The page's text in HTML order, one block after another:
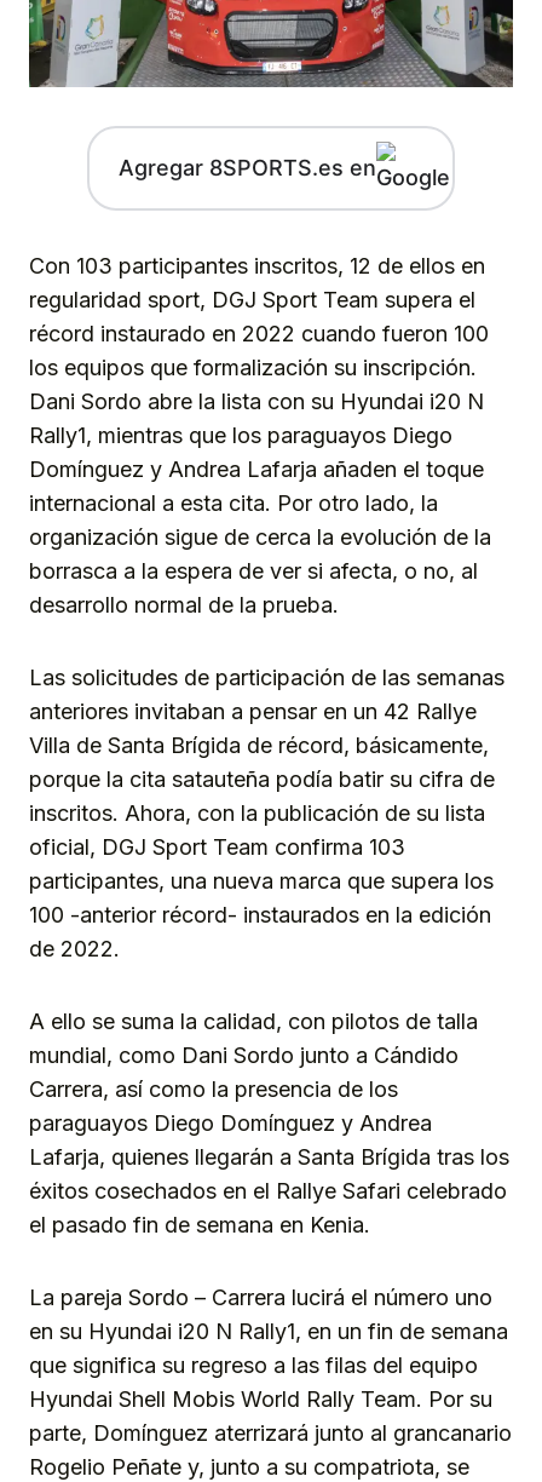
Agregar 8SPORTS.es en
Con 103 participantes inscritos, 12 de ellos en
regularidad sport, DGJ Sport Team supera el
récord instaurado en 2022 cuando fueron 100
los equipos que formalización su inscripción.
Dani Sordo abre la lista con su Hyundai i20 N
Rally1, mientras que los paraguayos Diego
Domínguez y Andrea Lafarja añaden el toque
internacional a esta cita. Por otro lado, la
organización sigue de cerca la evolución de la
borrasca a la espera de ver si afecta, o no, al
desarrollo normal de la prueba.
Las solicitudes de participación de las semanas
anteriores invitaban a pensar en un 42 Rallye
Villa de Santa Brígida de récord, básicamente,
porque la cita satauteña podía batir su cifra de
inscritos. Ahora, con la publicación de su lista
oficial, DGJ Sport Team confirma 103
participantes, una nueva marca que supera los
100 -anterior récord- instaurados en la edición
de 2022.
A ello se suma la calidad, con pilotos de talla
mundial, como Dani Sordo junto a Cándido
Carrera, así como la presencia de los
paraguayos Diego Domínguez y Andrea
Lafarja, quienes llegarán a Santa Brígida tras los
éxitos cosechados en el Rallye Safari celebrado
el pasado fin de semana en Kenia.
La pareja Sordo – Carrera lucirá el número uno
en su Hyundai i20 N Rally1, en un fin de semana
que significa su regreso a las filas del equipo
Hyundai Shell Mobis World Rally Team. Por su
parte, Domínguez aterrizará junto al grancanario
Rogelio Peñate y, junto a su compatriota, se